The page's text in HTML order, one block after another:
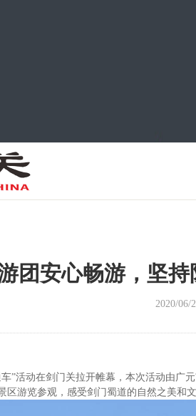
团安心畅游，坚
2020/06/
”活动在剑门关拉开帷幕，本次活动由
游览参观，感受剑门蜀道的自然之美和文